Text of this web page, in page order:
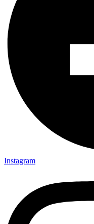
Instagram